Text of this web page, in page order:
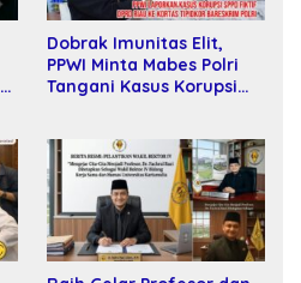
Dobrak Imunitas Elit,
PPWI Minta Mabes Polri
Tangani Kasus Korupsi